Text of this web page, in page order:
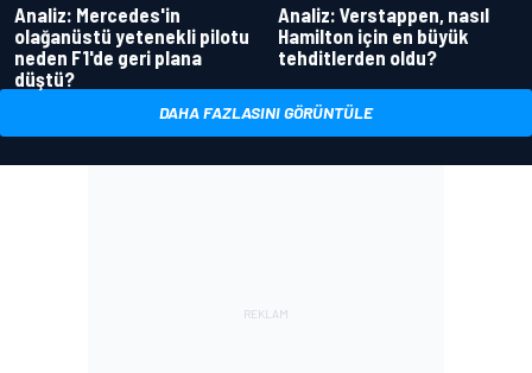
Analiz: Mercedes'in
olağanüstü yetenekli pilotu
neden F1'de geri plana
düştü?
Analiz: Verstappen, nasıl
Hamilton için en büyük
tehditlerden oldu?
DAHA FAZLASINI GÖRÜNTÜLE